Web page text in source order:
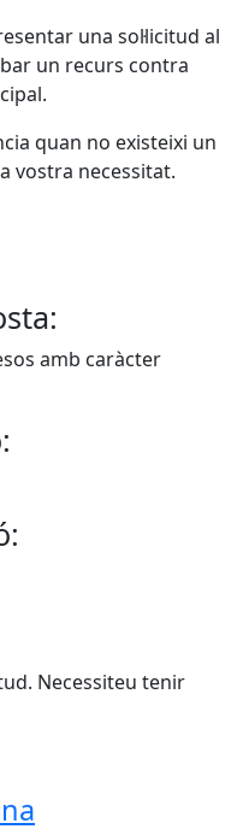
una sol·licitud al
un recurs contra
quan no existeixi un
vostra necessitat.
amb caràcter
Necessiteu tenir